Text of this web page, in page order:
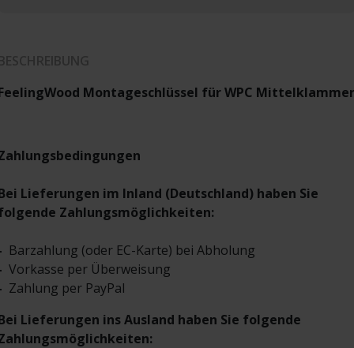
Montageschlüssel für WPC Mittelklammer
Lieferungen im Inland (Deutschland) haben Sie
Zahlungsmöglichkeiten:
Barzahlung (oder EC-Karte) bei Abholung
Vorkasse per Überweisung
Zahlung per PayPal
Lieferungen ins Ausland haben Sie folgende